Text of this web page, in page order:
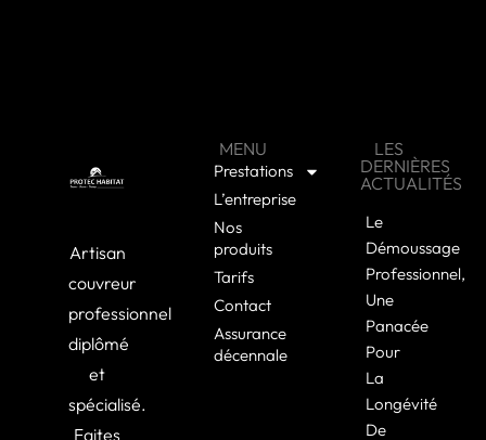
Artisan
couvreur
professionnel
diplômé
et
spécialisé.
Faites
MENU
Prestations
L’entreprise
Nos
produits
Tarifs
Contact
Assurance
décennale
LES
DERNIÈRES
ACTUALITÉS
Le
Démoussage
Professionnel,
Une
Panacée
Pour
La
Longévité
De